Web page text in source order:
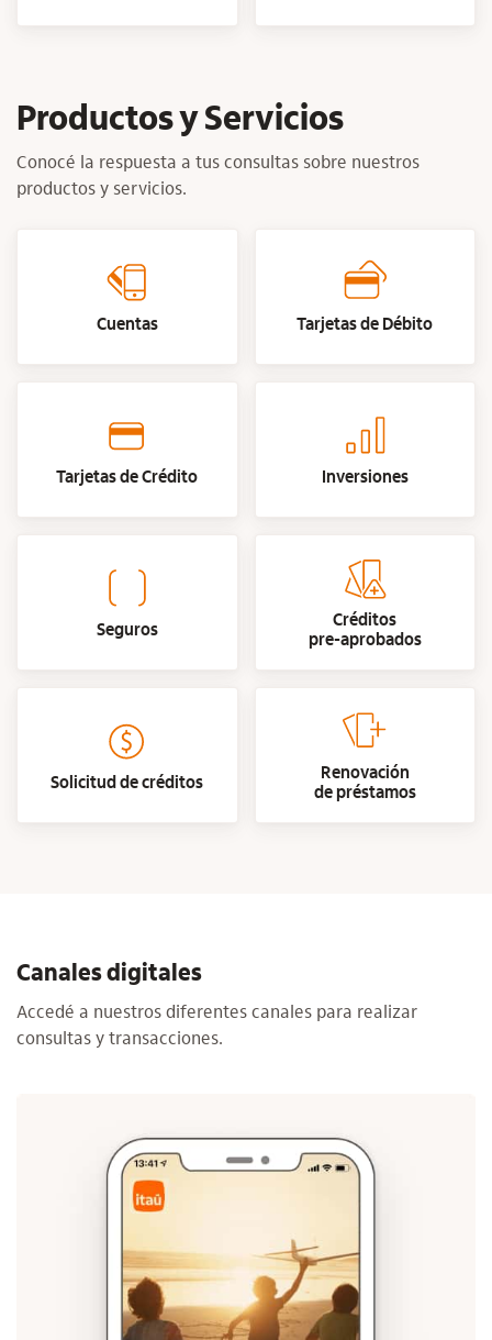
Productos y Servicios
Conocé la respuesta a tus consultas sobre nuestros
productos y servicios.
Cuentas Tarjetas de Débito
Tarjetas de Crédito Inversiones
Seguros
Créditos
pre-aprobados
Solicitud de créditos
Renovación
de préstamos
Canales digitales
Accedé a nuestros diferentes canales para realizar
consultas y transacciones.